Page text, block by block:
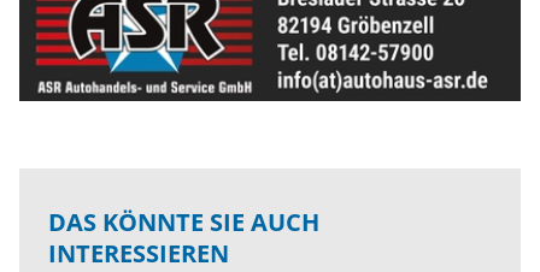
DAS KÖNNTE SIE AUCH
INTERESSIEREN